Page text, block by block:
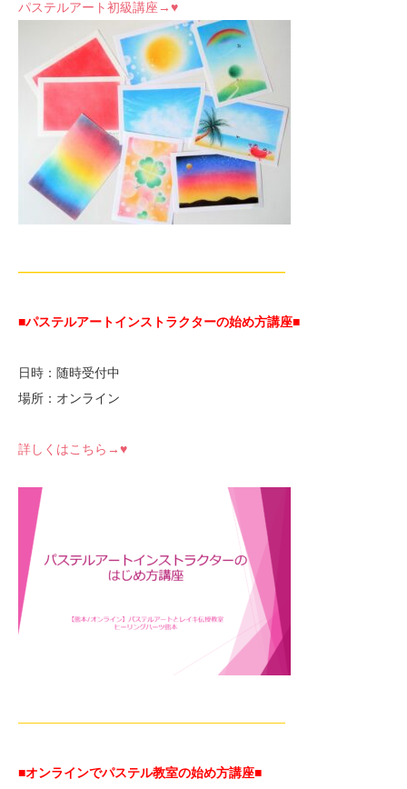
パステルアート初級講座→♥
—————————————————————
■パステルアートインストラクターの始め方講座■
日時：随時受付中
場所：オンライン
詳しくはこちら→♥
—————————————————————
■オンラインでパステル教室の始め方講座■